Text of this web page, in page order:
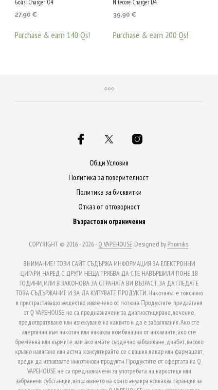
Golisi Charger O4
27,90 €
Purchase & earn 140 Qs!
Nitecore Charger D4
39,90 €
Purchase & earn 200 Qs!
Общи Условия
Политика за поверителност
Политика за бисквитки
Отказ от отговорност
Възрастови ограничения
COPYRIGHT © 2016 - 2026 -Q VAPEHOUSE. Designed by Phoiniks.
ВНИМАНИЕ! ТОЗИ САЙТ СЪДЪРЖА ИНФОРМАЦИЯ ЗА ЕЛЕКТРОННИ
ЦИГАРИ, НАРЕД С ДРУГИ НЕЩА.ТРЯБВА ДА СТЕ НАВЪРШИЛИ ПОНЕ 18
ГОДИНИ, ИЛИ В ЗАКОНОВА ЗА СТРАНАТА ВИ ВЪЗРАСТ, ЗА ДА ГЛЕДАТЕ
ТОВА СЪДЪРЖАНИЕ И ЗА ДА КУПУВАТЕ ПРОДУКТИ. Никотинът е токсично
и пристрастяващо вещество, извлечено от тютюна. Продуктите, предлагани
от Q VAPEHOUSE, не са предназначени за диагностициране, лечение,
предотвратяване или излекуване на каквито и да е заболявания. Ако сте
алергични към никотин или някаква комбинация от инхаланти, ако сте
бременна или кърмите, или ако имате сърдечно заболяване, диабет, високо
кръвно налягане или астма, консултирайте се с вашия лекар или фармацевт,
преди да използвате никотинови продукти. Продуктите от офертата на Q
VAPEHOUSE не са предназначени за употребата на наркотици или
забранени субстанции, използването на които анулира всякаква гаранция за